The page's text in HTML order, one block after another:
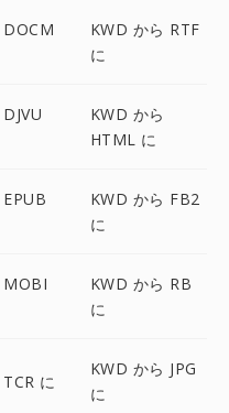
KWD から RTF
に
KWD から
HTML に
KWD から FB2
に
MOBI
KWD から RB
に
に
KWD から JPG
に